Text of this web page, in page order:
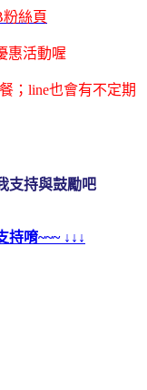
絲頁
惠活動喔
；line也會有不定期
支持與鼓勵吧
唷~~~ ↓↓↓